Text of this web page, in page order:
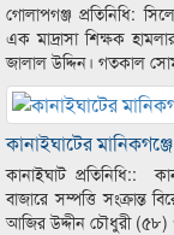
গোলাপগঞ্জ প্রতিনিধি:
এক মাদ্রাসা শিক্ষক
জালাল উদ্দিন। গতকাল
কানাইঘাটের
কানাইঘাট প্রতিনিধি::
বাজারে সম্পত্তি সংক্রান্ত
আজির উদ্দীন চৌধুরী (৫৮)